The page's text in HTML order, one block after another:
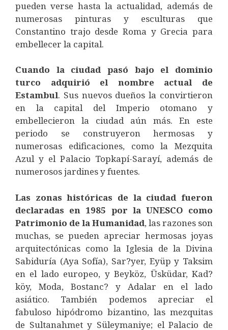
pueden verse hasta la actualidad, además de
numerosas pinturas y esculturas que
Constantino trajo desde Roma y Grecia para
embellecer la capital.
Cuando la ciudad pasó bajo el dominio
turco adquirió el nombre actual de
Estambul. Sus nuevos dueños la convirtieron
en la capital del Imperio otomano y
embellecieron la ciudad aún más. En este
periodo se construyeron hermosas y
numerosas edificaciones, como la Mezquita
Azul y el Palacio Topkapí-Sarayí, además de
numerosos jardines y fuentes.
Las zonas históricas de la ciudad fueron
declaradas en 1985 por la UNESCO como
Patrimonio de la Humanidad, las razones son
muchas, se pueden apreciar hermosas joyas
arquitectónicas como la Iglesia de la Divina
Sabiduría (Aya Sofía), Sar?yer, Eyüp y Taksim
en el lado europeo, y Beyköz, Üsküdar, Kad?
köy, Moda, Bostanc? y Adalar en el lado
asiático. También podemos apreciar el
fabuloso hipódromo bizantino, las mezquitas
de Sultanahmet y Süleymaniye; el Palacio de